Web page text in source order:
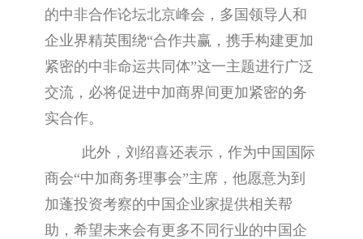
的中非合作论坛北京峰会，多国领导人和
企业界精英围绕“合作共赢，携手构建更加
紧密的中非命运共同体”这一主题进行广泛
交流，必将促进中加商界间更加紧密的务
实合作。
此外，刘绍喜还表示，作为中国国际
商会“中加商务理事会”主席，他愿意为到
加蓬投资考察的中国企业家提供相关帮
助，希望未来会有更多不同行业的中国企